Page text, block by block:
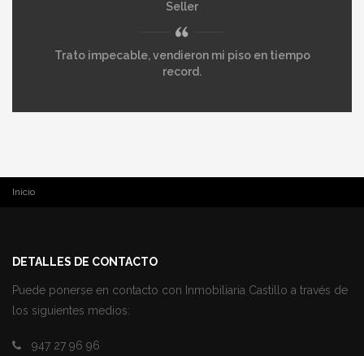
Trato impecable, vendieron mi piso en tiempo
record.
USTED ESTÁ AQUÍ
Inicio
DETALLES DE CONTACTO
Puede ponerse en contacto con Inmobiliaria Castillo a través de
los siguientes medios:
947 27 96 96